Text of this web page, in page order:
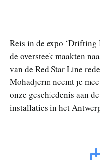
Reis in de expo ‘Drifting
de oversteek maakten
van de Red Star Line
Mohadjerin neemt je
onze geschiedenis aan
installaties in het